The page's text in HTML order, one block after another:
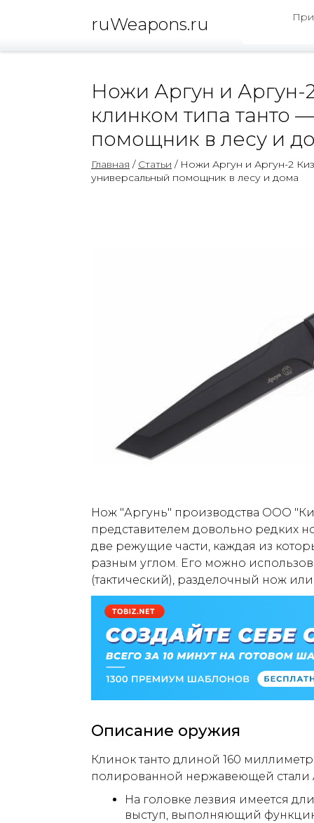
ruWeapons.ru
Ножи Аргун и Аргун-
клинком типа танто
помощник в лесу и
Главная / Статьи / Ножи Аргун и Аргун-2
универсальный помощник в лесу и дома
Нож "Аргунь" производства ООО
представителем довольно редких
две режущие части, каждая из
разным углом. Его можно
(тактический), разделочный нож
Описание оружия
Клинок танто длиной 160
полированной нержавеющей стали
На головке лезвия имеется
выступ, выполняющий